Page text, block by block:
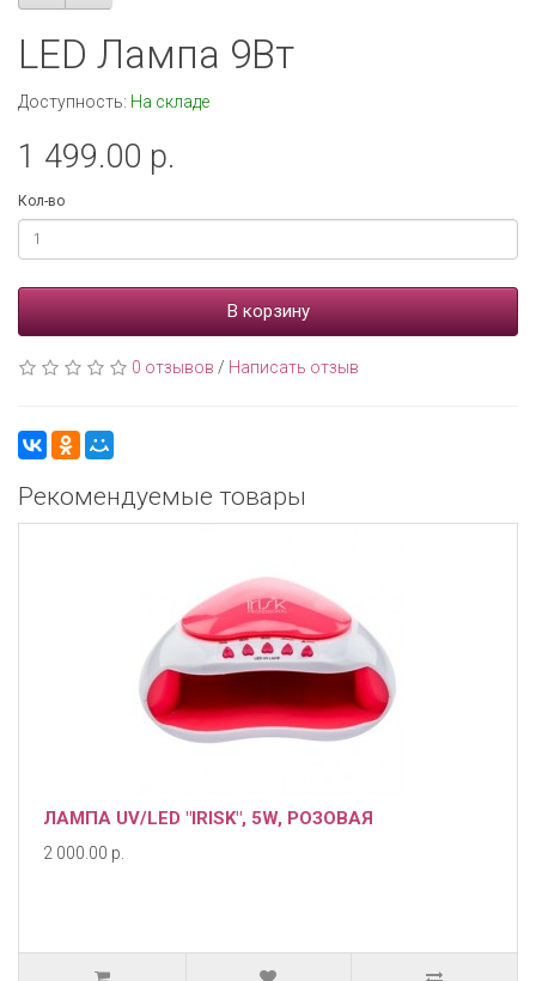
LED Лампа 9Вт
Доступность: На складе
1 499.00 р.
Кол-во
В корзину
0 отзывов / Написать отзыв
Рекомендуемые товары
ЛАМПА UV/LED "IRISK", 5W, РОЗОВАЯ
2 000.00 р.